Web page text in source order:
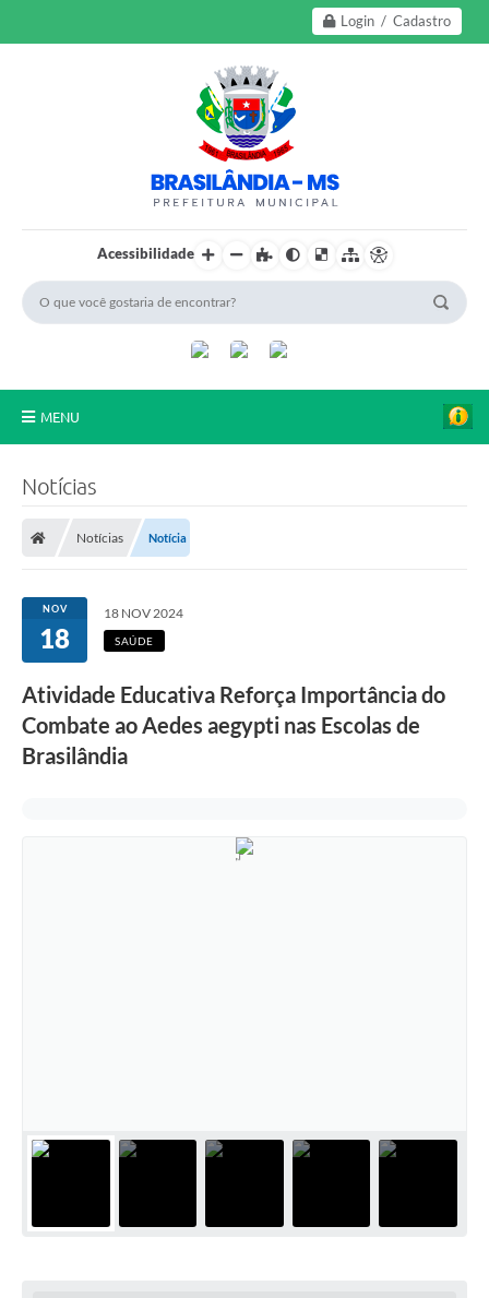
Login / Cadastro
Acessibilidade
MENU
Transparência
Câmara Municipal
e-SIC
Tributação
Notícias
Notícias Notícia
NOV
18
18 NOV 2024
SAÚDE
Atividade Educativa Reforça Importância do
Combate ao Aedes aegypti nas Escolas de
Brasilândia